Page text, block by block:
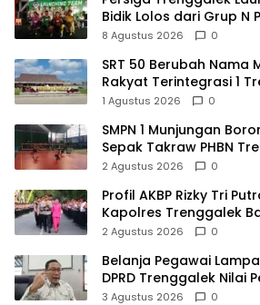
Bidik Lolos dari Grup N
8 Agustus 2026 0
SRT 50 Berubah Nama
Rakyat Terintegrasi 1
Nomenklatur Berubah
1 Agustus 2026 0
SMPN 1 Munjungan
Sepak Takraw PHBN
Modal Menuju POPDA
2 Agustus 2026 0
Profil AKBP Rizky Tri
Kapolres Trenggalek
Hattrick Pin Emas Kapolri
2 Agustus 2026 0
Belanja Pegawai
DPRD Trenggalek Nilai
dalam Perencanaan
3 Agustus 2026 0